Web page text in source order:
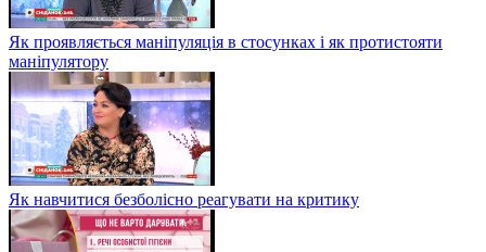
Як проявляється маніпуляція в стосунках і як протистояти
маніпулятору
Як навчитися безболісно реагувати на критику